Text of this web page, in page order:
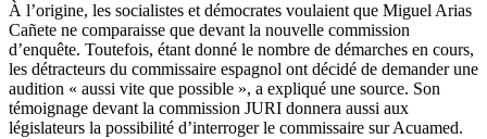
À l’origine, les socialistes et démocrates voulaient que Miguel Arias
Cañete ne comparaisse que devant la nouvelle commission
d’enquête. Toutefois, étant donné le nombre de démarches en cours,
les détracteurs du commissaire espagnol ont décidé de demander une
audition « aussi vite que possible », a expliqué une source. Son
témoignage devant la commission JURI donnera aussi aux
législateurs la possibilité d’interroger le commissaire sur Acuamed.